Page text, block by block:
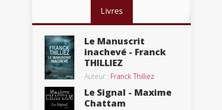
Livres
Le Manuscrit
inachevé - Franck
THILLIEZ
Auteur : Franck Thilliez
Le Signal - Maxime
Chattam